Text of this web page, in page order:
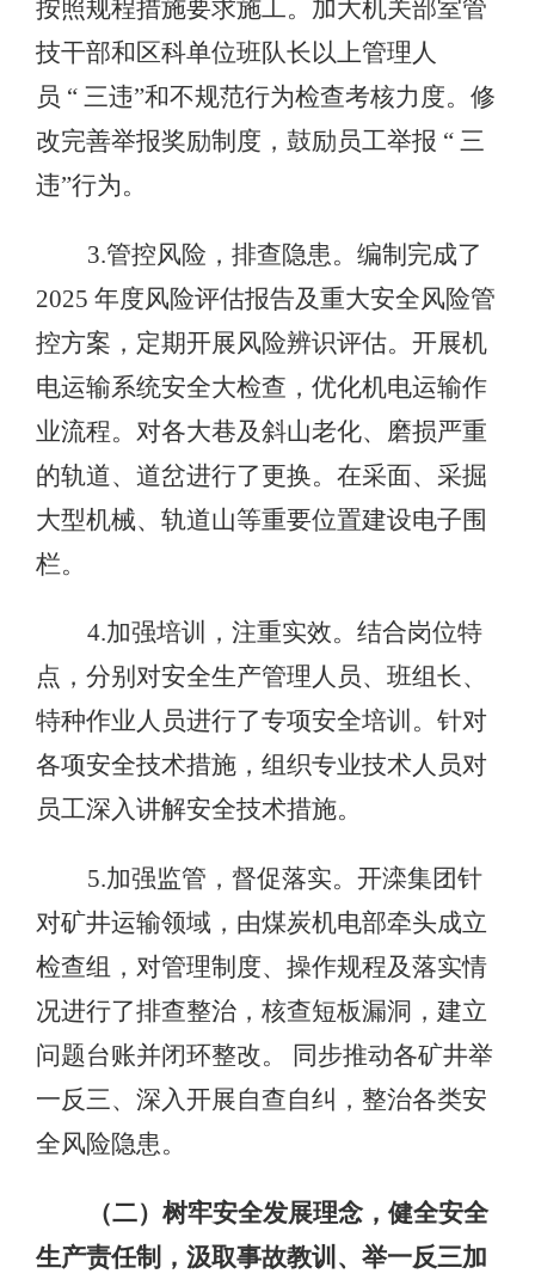
按照规程措施要求施工。加大机关部室管
技干部和区科单位班队长以上管理人
员 “ 三违”和不规范行为检查考核力度。修
改完善举报奖励制度，鼓励员工举报 “ 三
违”行为。
3.管控风险，排查隐患。编制完成了
2025 年度风险评估报告及重大安全风险管
控方案，定期开展风险辨识评估。开展机
电运输系统安全大检查，优化机电运输作
业流程。对各大巷及斜山老化、磨损严重
的轨道、道岔进行了更换。在采面、采掘
大型机械、轨道山等重要位置建设电子围
栏。
4.加强培训，注重实效。结合岗位特
点，分别对安全生产管理人员、班组长、
特种作业人员进行了专项安全培训。针对
各项安全技术措施，组织专业技术人员对
员工深入讲解安全技术措施。
5.加强监管，督促落实。开滦集团针
对矿井运输领域，由煤炭机电部牵头成立
检查组，对管理制度、操作规程及落实情
况进行了排查整治，核查短板漏洞，建立
问题台账并闭环整改。 同步推动各矿井举
一反三、深入开展自查自纠，整治各类安
全风险隐患。
（二）树牢安全发展理念，健全安全
生产责任制，汲取事故教训、举一反三加